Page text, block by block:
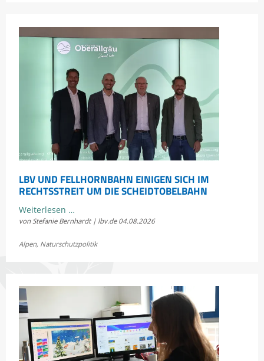
LBV UND FELLHORNBAHN EINIGEN SICH IM
RECHTSSTREIT UM DIE SCHEIDTOBELBAHN
Weiterlesen …LBV
und
einigen
die
Scheidtobelbahn
von Stefanie Bernhardt | lbv.de 04.08.2026
Alpen, Naturschutzpolitik